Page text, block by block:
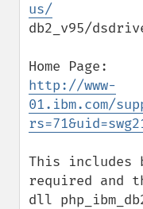
us/
db2_v95/
http://www-
01.ibm.com/
This includes
required and
dll